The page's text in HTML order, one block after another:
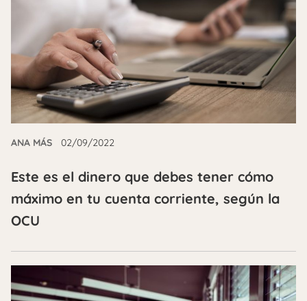
ANA MÁS 02/09/2022
Este es el dinero que debes tener cómo
máximo en tu cuenta corriente, según la
OCU